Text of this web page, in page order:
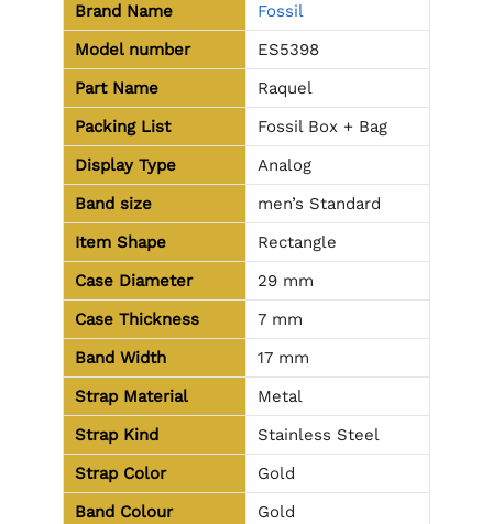
Brand Name
Fossil
Model number
ES5398
Part Name
Raquel
Packing List
Fossil Box + Bag
Display Type
Analog
Band size
men’s Standard
Item Shape
Rectangle
Case Diameter
29 mm
Case Thickness
7 mm
Band Width
17 mm
Strap Material
Metal
Strap Kind
Stainless Steel
Strap Color
Gold
Band Colour
Gold